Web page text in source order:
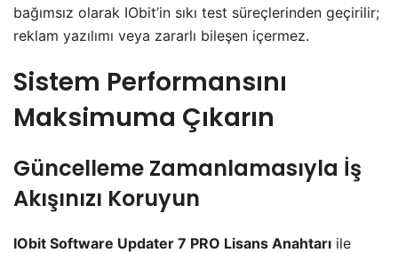
bağımsız olarak IObit’in sıkı test süreçlerinden geçirilir;
reklam yazılımı veya zararlı bileşen içermez.
Sistem Performansını
Maksimuma Çıkarın
Güncelleme Zamanlamasıyla İş
Akışınızı Koruyun
IObit Software Updater 7 PRO Lisans Anahtarı ile